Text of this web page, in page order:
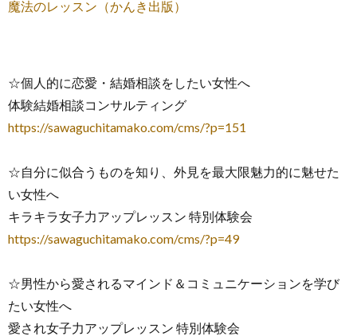
魔法のレッスン（かんき出版）
☆個人的に恋愛・結婚相談をしたい女性へ
体験結婚相談コンサルティング
https://sawaguchitamako.com/cms/?p=151
☆自分に似合うものを知り、外見を最大限魅力的に魅せた
い女性へ
キラキラ女子力アップレッスン 特別体験会
https://sawaguchitamako.com/cms/?p=49
☆男性から愛されるマインド＆コミュニケーションを学び
たい女性へ
愛され女子力アップレッスン 特別体験会